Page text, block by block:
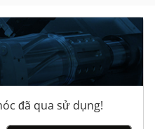
đã qua sử dụng!